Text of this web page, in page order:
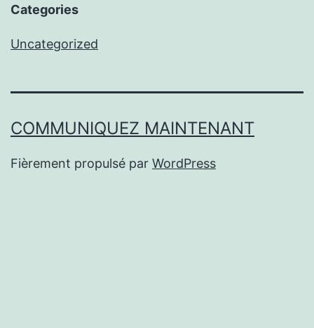
Categories
Uncategorized
COMMUNIQUEZ MAINTENANT
Fièrement propulsé par WordPress